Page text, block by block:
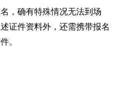
确有特殊情况无法到场
证件资料外，还需携带报名
。